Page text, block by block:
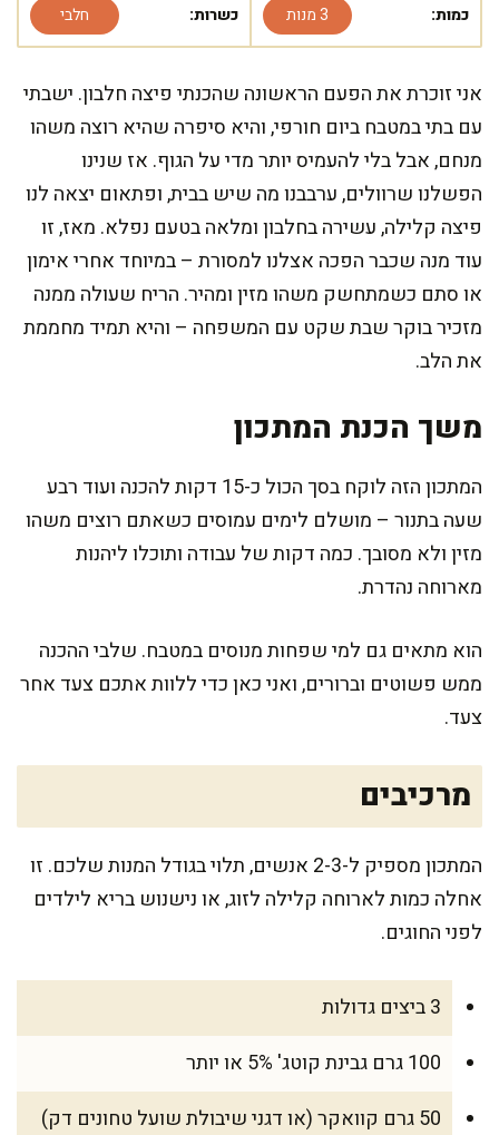
כמות: 3 מנות כשרות: חלבי
אני זוכרת את הפעם הראשונה שהכנתי פיצה חלבון. ישבתי
עם בתי במטבח ביום חורפי, והיא סיפרה שהיא רוצה משהו
מנחם, אבל בלי להעמיס יותר מדי על הגוף. אז שנינו
הפשלנו שרוולים, ערבבנו מה שיש בבית, ופתאום יצאה לנו
פיצה קלילה, עשירה בחלבון ומלאה בטעם נפלא. מאז, זו
עוד מנה שכבר הפכה אצלנו למסורת – במיוחד אחרי אימון
או סתם כשמתחשק משהו מזין ומהיר. הריח שעולה ממנה
מזכיר בוקר שבת שקט עם המשפחה – והיא תמיד מחממת
את הלב.
משך הכנת המתכון
המתכון הזה לוקח בסך הכול כ-15 דקות להכנה ועוד רבע
שעה בתנור – מושלם לימים עמוסים כשאתם רוצים משהו
מזין ולא מסובך. כמה דקות של עבודה ותוכלו ליהנות
מארוחה נהדרת.
הוא מתאים גם למי שפחות מנוסים במטבח. שלבי ההכנה
ממש פשוטים וברורים, ואני כאן כדי ללוות אתכם צעד אחר
צעד.
מרכיבים
המתכון מספיק ל-2-3 אנשים, תלוי בגודל המנות שלכם. זו
אחלה כמות לארוחה קלילה לזוג, או נישנוש בריא לילדים
לפני החוגים.
3 ביצים גדולות
100 גרם גבינת קוטג' 5% או יותר
50 גרם קוואקר (או דגני שיבולת שועל טחונים דק)